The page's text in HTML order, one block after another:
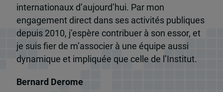
internationaux d’aujourd’hui. Par mon
engagement direct dans ses activités publiques
depuis 2010, j’espère contribuer à son essor, et
je suis fier de m’associer à une équipe aussi
dynamique et impliquée que celle de l’Institut.
Bernard Derome